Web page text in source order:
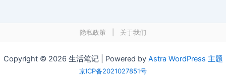
隐私政策 关于我们
Copyright © 2026 生活笔记 | Powered by Astra WordPress 主题
京ICP备2021027851号